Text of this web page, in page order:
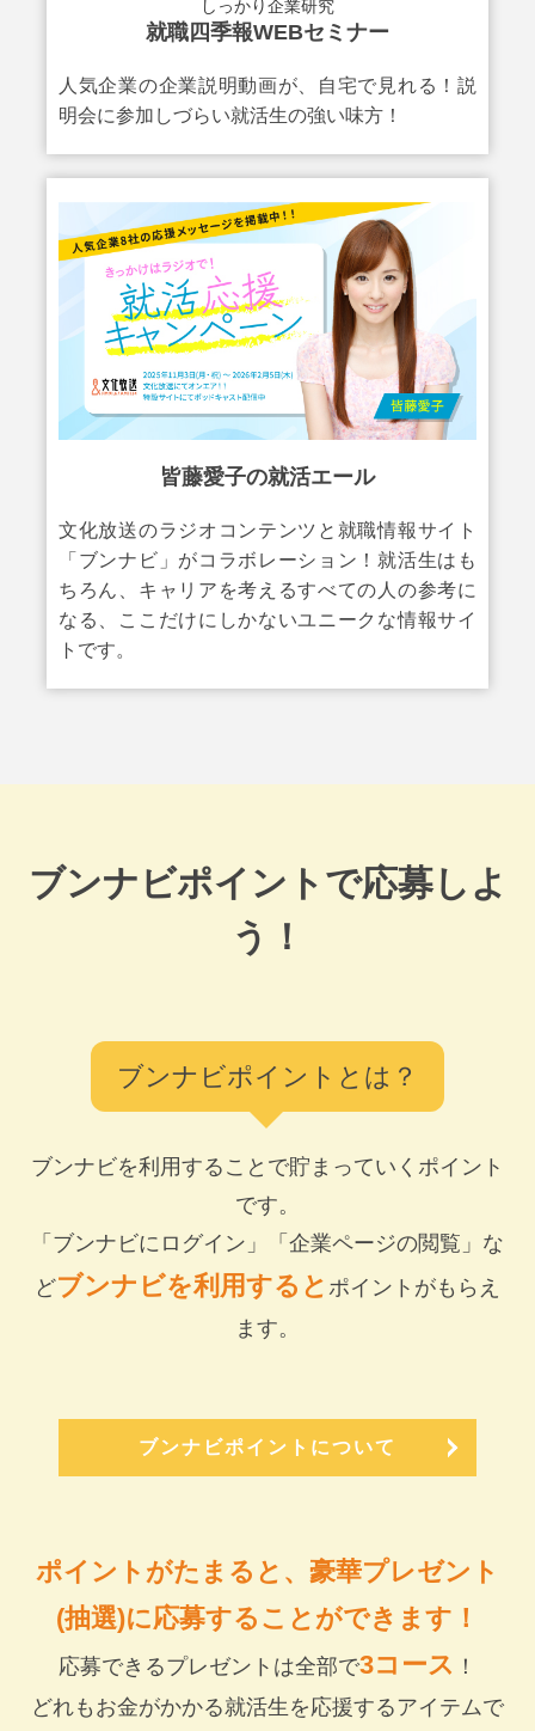
しっかり企業研究
就職四季報WEBセミナー
人気企業の企業説明動画が、自宅で見れる！説
明会に参加しづらい就活生の強い味方！
皆藤愛子の就活エール
文化放送のラジオコンテンツと就職情報サイト
「ブンナビ」がコラボレーション！就活生はも
ちろん、キャリアを考えるすべての人の参考に
なる、ここだけにしかないユニークな情報サイ
トです。
ブンナビポイントで応募しよ
う！
ブンナビポイントとは？
ブンナビを利用することで貯まっていくポイント
です。
「ブンナビにログイン」「企業ページの閲覧」な
どブンナビを利用すると ポイントがもらえ
ます。
ブンナビポイントについて
ポイントがたまると、豪華プレゼント
(抽選)に応募することができます！
応募できるプレゼントは全部で3コース ！
どれもお金がかかる就活生を応援するアイテムで